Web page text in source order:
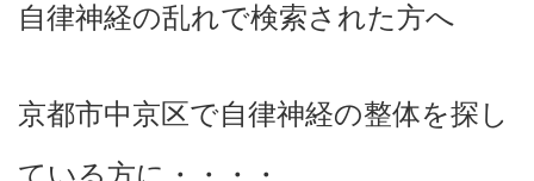
自律神経の乱れで検索された方へ
京都市中京区で自律神経の整体を探し
ている方に・・・・